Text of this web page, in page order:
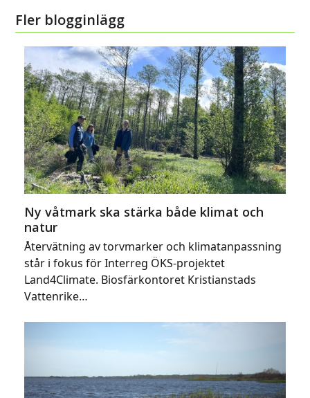
Fler blogginlägg
Ny våtmark ska stärka både klimat och
natur
Återvätning av torvmarker och klimatanpassning
står i fokus för Interreg ÖKS-projektet
Land4Climate. Biosfärkontoret Kristianstads
Vattenrike…